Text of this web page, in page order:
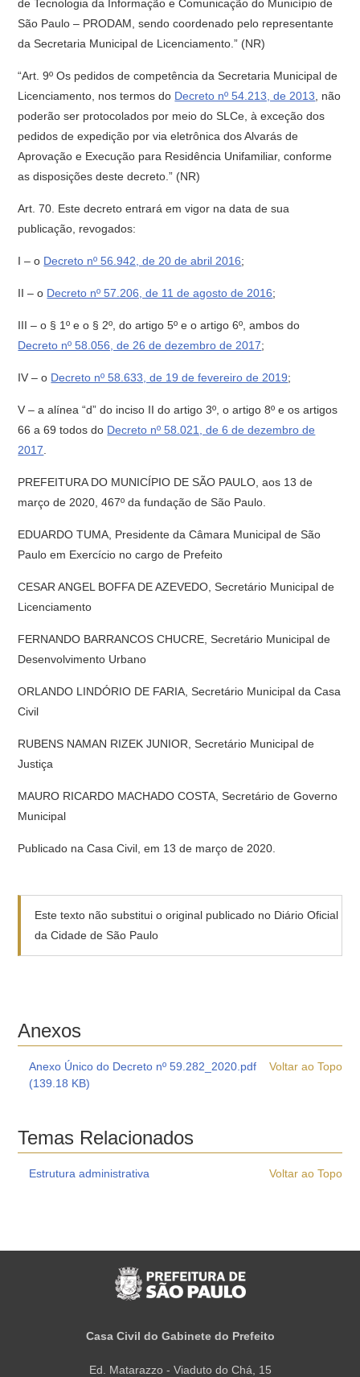
de Tecnologia da Informação e Comunicação do Município de
São Paulo – PRODAM, sendo coordenado pelo representante
da Secretaria Municipal de Licenciamento.” (NR)
“Art. 9º Os pedidos de competência da Secretaria Municipal de
Licenciamento, nos termos do Decreto nº 54.213, de 2013 , não
poderão ser protocolados por meio do SLCe, à exceção dos
pedidos de expedição por via eletrônica dos Alvarás de
Aprovação e Execução para Residência Unifamiliar, conforme
as disposições deste decreto.” (NR)
Art. 70. Este decreto entrará em vigor na data de sua
publicação, revogados:
I – o Decreto nº 56.942, de 20 de abril 2016;
II – o Decreto nº 57.206, de 11 de agosto de 2016;
III – o § 1º e o § 2º, do artigo 5º e o artigo 6º, ambos do
Decreto nº 58.056, de 26 de dezembro de 2017;
IV – o Decreto nº 58.633, de 19 de fevereiro de 2019;
V – a alínea “d” do inciso II do artigo 3º, o artigo 8º e os artigos
66 a 69 todos do Decreto nº 58.021, de 6 de dezembro de
2017
PREFEITURA DO MUNICÍPIO DE SÃO PAULO, aos 13 de
março de 2020, 467º da fundação de São Paulo.
EDUARDO TUMA, Presidente da Câmara Municipal de São
Paulo em Exercício no cargo de Prefeito
CESAR ANGEL BOFFA DE AZEVEDO, Secretário Municipal de
Licenciamento
FERNANDO BARRANCOS CHUCRE, Secretário Municipal de
Desenvolvimento Urbano
ORLANDO LINDÓRIO DE FARIA, Secretário Municipal da Casa
Civil
RUBENS NAMAN RIZEK JUNIOR, Secretário Municipal de
Justiça
MAURO RICARDO MACHADO COSTA, Secretário de Governo
Municipal
Publicado na Casa Civil, em 13 de março de 2020.
Este texto não substitui o original publicado no Diário Oficial
da Cidade de São Paulo
Anexos
Voltar ao Topo
Anexo Único do Decreto nº 59.282_2020.pdf
(139.18 KB)
Temas Relacionados
Voltar ao Topo
Estrutura administrativa
Casa Civil do Gabinete do Prefeito
Ed. Matarazzo - Viaduto do Chá, 15